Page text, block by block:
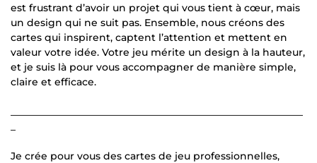
est frustrant d’avoir un projet qui vous tient à cœur, mais
un design qui ne suit pas. Ensemble, nous créons des
cartes qui inspirent, captent l’attention et mettent en
valeur votre idée. Votre jeu mérite un design à la hauteur,
et je suis là pour vous accompagner de manière simple,
claire et efficace.
Je crée pour vous des cartes de jeu professionnelles,